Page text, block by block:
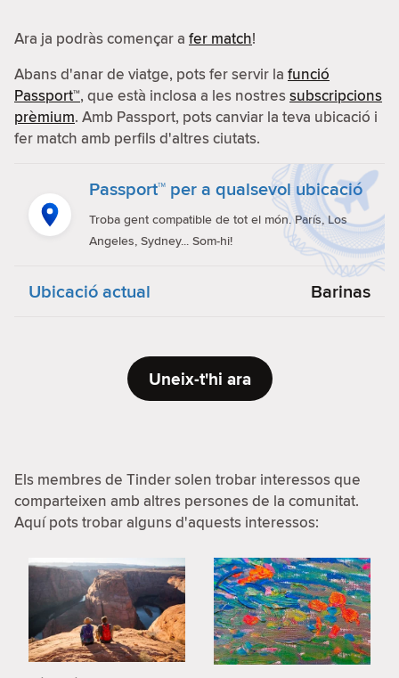
Ara ja podràs començar a fer match!
Abans d'anar de viatge, pots fer servir la funció
Passport™, que està inclosa a les nostressubscripcions
prèmium. Amb Passport, pots canviar la teva ubicació i
fer match amb perfils d'altres ciutats.
Passport™ per a qualsevol ubicació
Troba gent compatible de tot el món. París, Los
Angeles, Sydney... Som-hi!
Ubicació actual Barinas
Uneix-t'hi ara
Els membres de Tinder solen trobar interessos que
comparteixen amb altres persones de la comunitat.
Aquí pots trobar alguns d'aquests interessos: